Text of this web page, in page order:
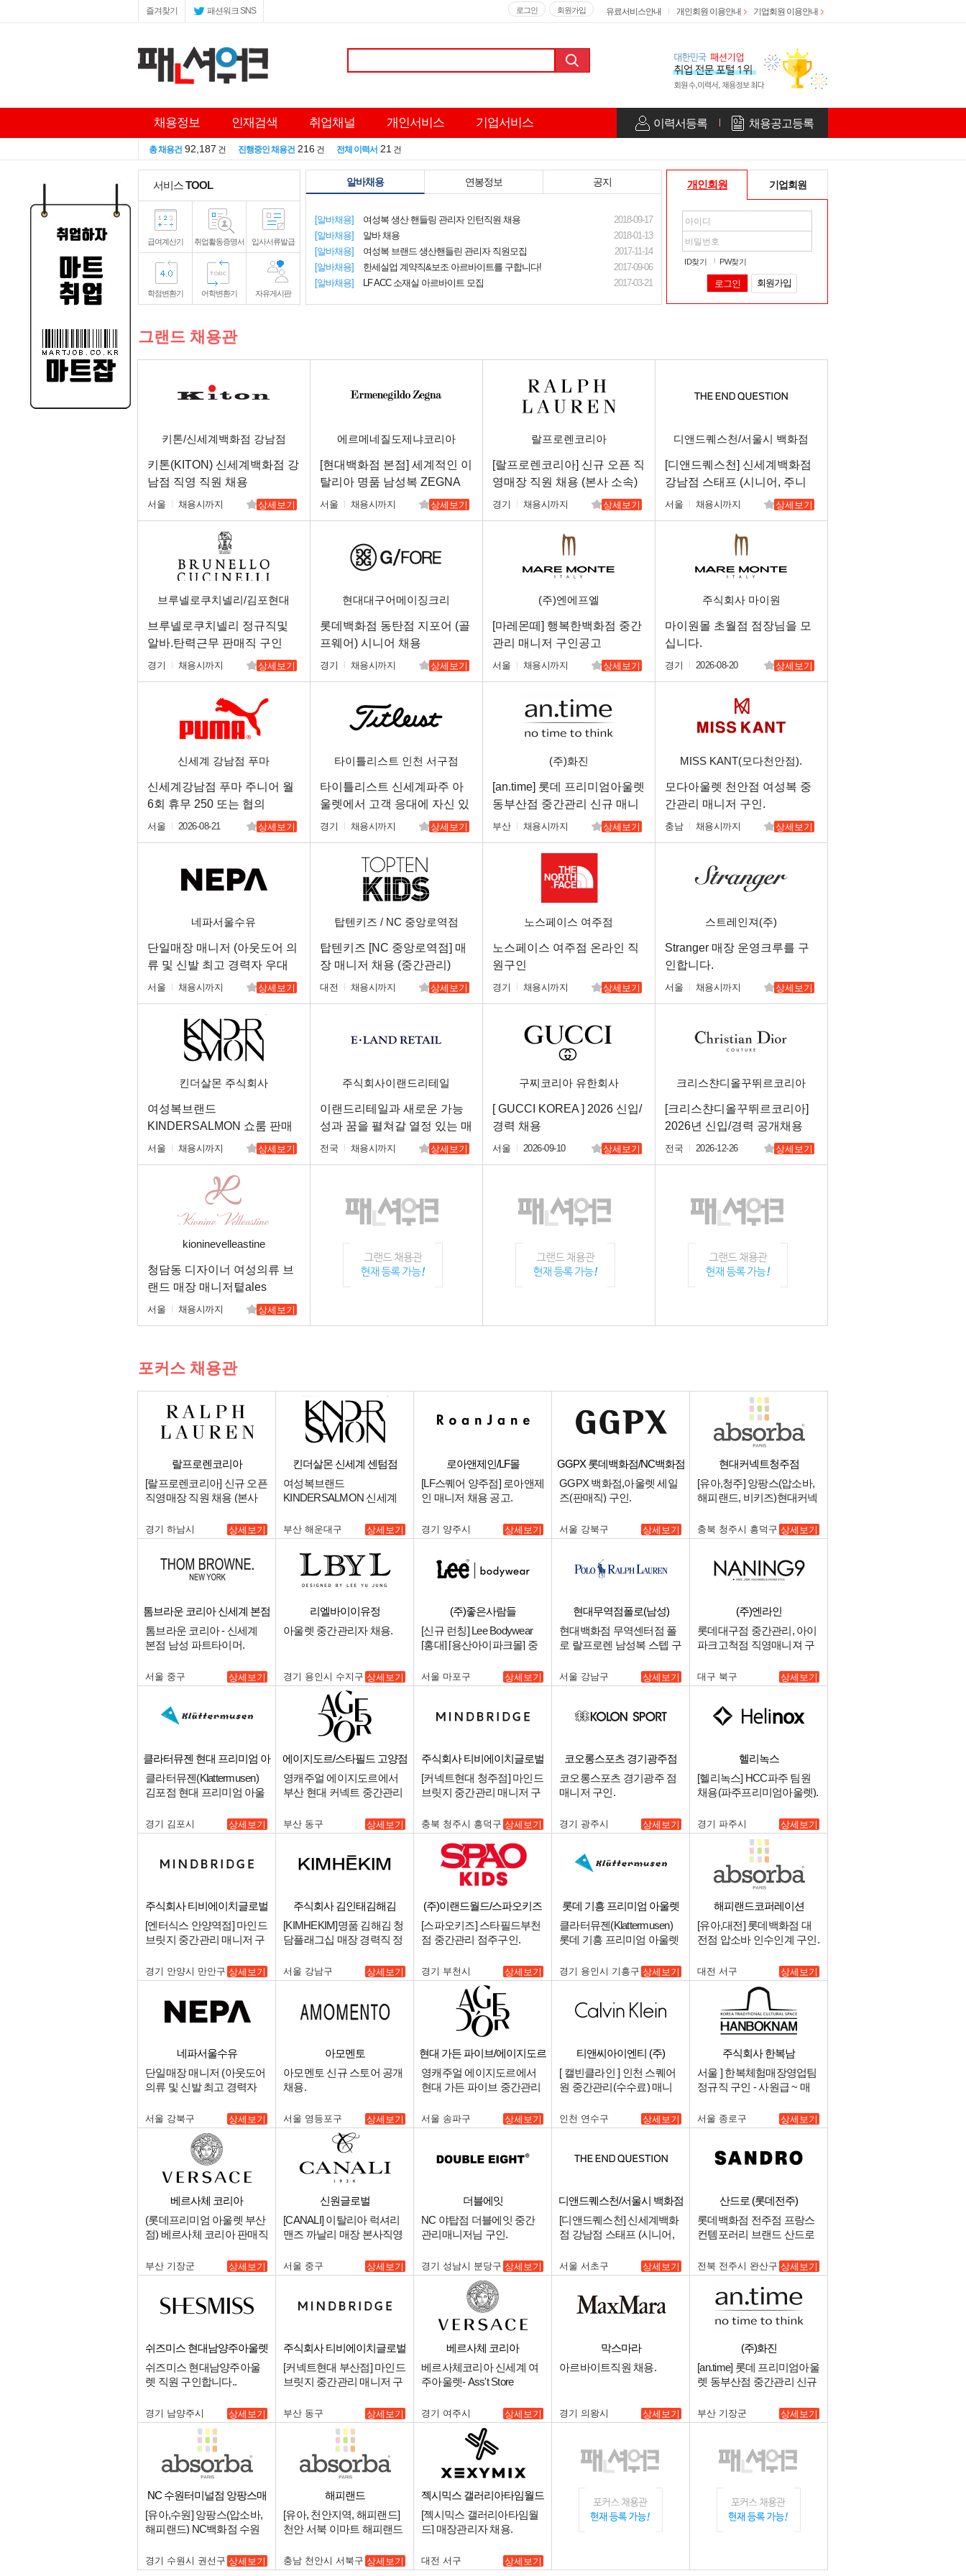
즐겨찾기 패션워크 SNS 로그인 회원가입 유료서비스안내 개인회원 이용안내 기업회원 이용안내
채용정보 인재검색 취업채널 개인서비스 기업서비스 이력서등록 채용공고등록
총 채용건 92,187 건 진행중인 채용건 216 건 전체 이력서 21 건
서비스TOOL
급여계산기 취업활동증명서 입사서류발급
학점변환기 어학변환기 자유게시판
알바채용 연봉정보 공지
[알바채용] 여성복 생산 핸들링 관리자 인턴직원 채용
2018-09-17
[알바채용]
알바 채용
2018-01-13
[알바채용]
여성복 브랜드 생산핸들린 관리자 직원모집
2017-11-14
[알바채용]
한세실업 계약직&보조 아르바이트를 구합니다!
2017-09-06
[알바채용]
LF ACC 소재실 아르바이트 모집 2017-03-21
개인회원 기업회원
ID찾기 PW찾기
회원가입
그랜드 채용관
키톤/신세계백화점 강남점
키톤(KITON) 신세계백화점 강
남점 직영 직원 채용
서울 채용시까지 상세보기
에르메네질도제냐코리아
[현대백화점 본점] 세계적인 이
탈리아 명품 남성복 ZEGNA
신입/경력
서울 채용시까지 상세보기
랄프로렌코리아
[랄프로렌코리아] 신규 오픈 직
영매장 직원 채용 (본사 소속)
경기 채용시까지 상세보기
디앤드퀘스천/서울시 백화점
[디앤드퀘스천] 신세계백화점
강남점 스태프 (시니어, 주니
어)
서울 채용시까지 상세보기
브루넬로쿠치넬리/김포현대
브루넬로쿠치넬리 정규직및
알바.탄력근무 판매직 구인
경기 채용시까지 상세보기
현대대구어메이징크리
롯데백화점 동탄점 지포어 (골
프웨어) 시니어 채용
경기 채용시까지 상세보기
(주)엔에프엘
[마레몬떼] 행복한백화점 중간
관리 매니저 구인공고
서울 채용시까지 상세보기
주식회사 마이원
마이원몰 초월점 점장님을 모
십니다.
경기 2026-08-20 상세보기
신세계 강남점 푸마
신세계강남점 푸마 주니어 월
6회 휴무 250 또는 협의
서울 2026-08-21 상세보기
타이틀리스트 인천 서구점
타이틀리스트 신세계파주 아
울렛에서 고객 응대에 자신 있
는 직원 및 주말 알바 고정 직
경기 채용시까지 상세보기
(주)화진
[an.time] 롯데 프리미엄아울렛
동부산점 중간관리 신규 매니
저 구인
부산 채용시까지 상세보기
MISS KANT(모다천안점).
모다아울렛 천안점 여성복 중
간관리 매니저 구인.
충남 채용시까지 상세보기
네파서울수유
단일매장 매니저 (아웃도어 의
류 및 신발 최고 경력자 우대
함) 및 직원 모집합니다.
서울 채용시까지 상세보기
탑텐키즈 / NC 중앙로역점
탑텐키즈 [NC 중앙로역점] 매
장 매니저 채용 (중간관리)
대전 채용시까지 상세보기
노스페이스 여주점
노스페이스 여주점 온라인 직
원구인
경기 채용시까지 상세보기
스트레인져(주)
Stranger 매장 운영크루를 구
인합니다.
서울 채용시까지 상세보기
킨더살몬 주식회사
여성복브랜드
KINDERSALMON 쇼룸 판매
직원 채용
서울 채용시까지 상세보기
주식회사이랜드리테일
이랜드리테일과 새로운 가능
성과 꿈을 펼쳐갈 열정 있는 매
니저님을 구인합니다.
전국 채용시까지 상세보기
구찌코리아 유한회사
[ GUCCI KOREA ] 2026 신입/
경력 채용
서울 2026-09-10 상세보기
크리스챤디올꾸뛰르코리아
[크리스챤디올꾸뛰르코리아]
2026년 신입/경력 공개채용
전국 2026-12-26 상세보기
kioninevelleastine
청담동 디자이너 여성의류 브
랜드 매장 매니저톁ales
Advisor 채용
서울 채용시까지 상세보기
포커스 채용관
랄프로렌코리아
[랄프로렌코리아] 신규 오픈
직영매장 직원 채용 (본사
경기 하남시 상세보기
킨더살몬 신세계 센텀점
여성복브랜드
KINDERSALMON 신세계
용.
부산 해운대구 상세보기
로아앤제인/LF몰
[LF스퀘어 양주점] 로아앤제
인 매니저 채용 공고.
경기 양주시 상세보기
GGPX 롯데백화점/NC백화점
GGPX 백화점,아울렛 세일
즈(판매직) 구인.
서울 강북구 상세보기
현대커넥트청주점
[유아,청주] 앙팡스(압소바,
해피랜드, 비키즈)현대커넥
구인.
충북 청주시 흥덕구 상세보기
톰브라운 코리아 신세계 본점
남성
톰브라운 코리아 - 신세계
본점 남성 파트타이머.
서울 중구 상세보기
리엘바이이유정
아울렛 중간관리자 채용.
경기 용인시 수지구 상세보기
(주)좋은사람들
[신규 런칭] Lee Bodywear
[홍대] [용산아이파크몰] 중
서울 마포구 상세보기
현대무역점폴로(남성)
현대백화점 무역센터점 폴
로 랄프로렌 남성복 스텝 구
서울 강남구 상세보기
(주)엔라인
롯데대구점 중간관리, 아이
파크고척점 직영매니져 구
대구 북구 상세보기
클라터뮤젠 현대 프리미엄 아
울렛 김포점
클라터뮤젠(Klattermusen)
김포점 현대 프리미엄 아울
경기 김포시 상세보기
에이지도르/스타필드 고양점
영캐주얼 에이지도르에서
부산 현대 커넥트 중간관리
부산 동구 상세보기
주식회사 티비에이치글로벌
[커넥트현대 청주점] 마인드
브릿지 중간관리 매니저 구
충북 청주시 흥덕구 상세보기
코오롱스포츠 경기광주점
코오롱스포츠 경기광주 점
매니저 구인.
경기 광주시 상세보기
헬리녹스
[헬리녹스] HCC파주 팀원
채용(파주프리미엄아울렛).
경기 파주시 상세보기
주식회사 티비에이치글로벌
[엔터식스 안양역점] 마인드
브릿지 중간관리 매니저 구
경기 안양시 만안구 상세보기
주식회사 김인태김해김
[KIMHEKIM]명품 김해김 청
담플래그십 매장 경력직 정
서울 강남구 상세보기
(주)이랜드월드/스파오키즈
스타필드부천
[스파오키즈] 스타필드부천
점 중간관리 점주구인.
경기 부천시 상세보기
롯데 기흥 프리미엄 아울렛
클라터뮤젠(Klattermusen)
롯데 기흥 프리미엄 아울렛
경기 용인시 기흥구 상세보기
해피랜드코퍼레이션
[유아,대전] 롯데백화점 대
전점 압소바 인수인계 구인.
대전 서구 상세보기
네파서울수유
단일매장 매니저 (아웃도어
의류 및 신발 최고 경력자
다..
서울 강북구 상세보기
아모멘토
아모멘토 신규 스토어 공개
채용.
서울 영등포구 상세보기
현대 가든 파이브/에이지도르
영캐주얼 에이지도르에서
현대 가든 파이브 중간관리
서울 송파구 상세보기
티앤씨아이엔티 (주)
[ 캘빈클라인 ] 인천 스퀘어
원 중간관리(수수료) 매니
험자 우대).
인천 연수구 상세보기
주식회사 한복남
서울 ] 한복체험매장영업팀
정규직 구인 - 사원급 ~ 매
서울 종로구 상세보기
베르사체 코리아
(롯데프리미엄 아울렛 부산
점) 베르사체 코리아 판매직
부산 기장군 상세보기
신원글로벌
[CANALI] 이탈리아 럭셔리
맨즈 까날리 매장 본사직영
서울 중구 상세보기
더블에잇
NC 야탑점 더블에잇 중간
관리매니저님 구인.
경기 성남시 분당구 상세보기
디앤드퀘스천/서울시 백화점
최상급 점
[디앤드퀘스천] 신세계백화
점 강남점 스태프 (시니어,
서울 서초구 상세보기
산드로 (롯데전주)
롯데백화점 전주점 프랑스
컨템포러리 브랜드 산드로
전북 전주시 완산구 상세보기
쉬즈미스 현대남양주아울렛
쉬즈미스 현대남양주아울
렛 직원 구인합니다..
경기 남양주시 상세보기
주식회사 티비에이치글로벌
[커넥트현대 부산점] 마인드
브릿지 중간관리 매니저 구
부산 동구 상세보기
베르사체 코리아
베르사체코리아 신세계 여
주아울렛- Ass't Store
경기 여주시 상세보기
막스마라
아르바이트직원 채용.
경기 의왕시 상세보기
(주)화진
[an.time] 롯데 프리미엄아울
렛 동부산점 중간관리 신규
부산 기장군 상세보기
NC 수원터미널점 앙팡스매
장
[유아,수원] 앙팡스(압소바,
해피랜드) NC백화점 수원
구인.
경기 수원시 권선구 상세보기
해피랜드
[유아, 천안지역, 해피랜드]
천안 서북 이마트 해피랜드
구인.
충남 천안시 서북구 상세보기
젝시믹스 갤러리아타임월드
점
[젝시믹스 갤러리아타임월
드] 매장관리자 채용.
대전 서구 상세보기